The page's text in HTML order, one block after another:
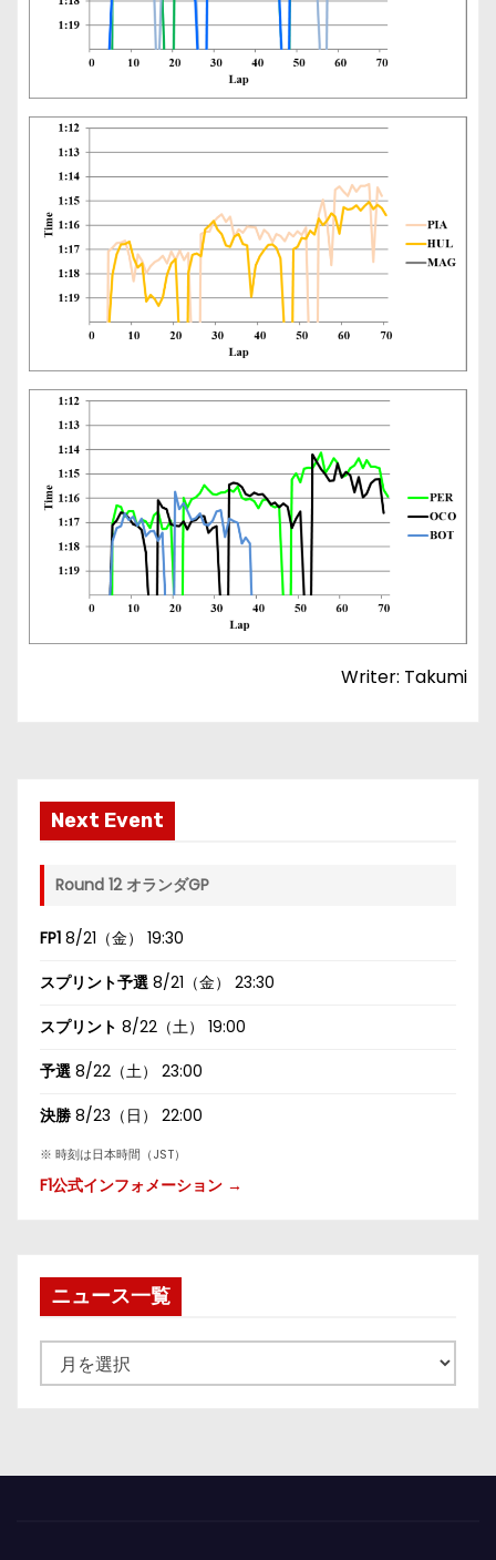
Writer: Takumi
Next Event
Round 12 オランダGP
FP1 8/21（金） 19:30
スプリント予選 8/21（金） 23:30
スプリント 8/22（土） 19:00
予選 8/22（土） 23:00
決勝 8/23（日） 22:00
※ 時刻は日本時間（JST）
F1公式インフォメーション →
ニュース一覧
ュ
一